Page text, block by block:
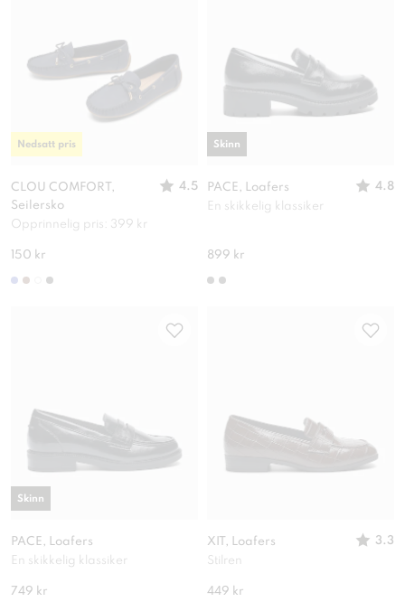
CLOU COMFORT,
Seilersko
4.5
Opprinnelig pris: 399 kr
150 kr
Nedsatt pris
PACE, Loafers
4.8
En skikkelig klassiker
899 kr
Skinn
PACE, Loafers
En skikkelig klassiker
749 kr
Skinn
XIT, Loafers
3.3
Stilren
449 kr